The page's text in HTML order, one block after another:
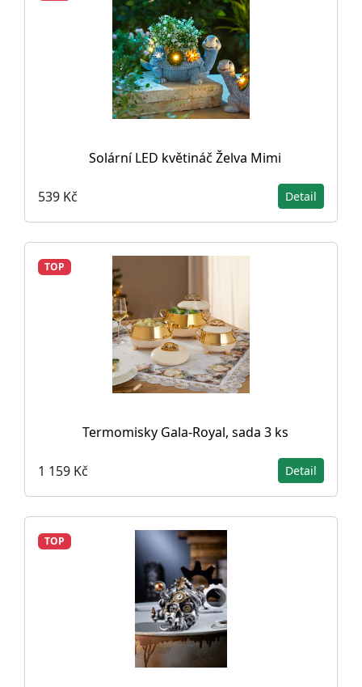
Solární LED květináč Želva Mimi
539 Kč Detail
TOP
Termomisky Gala-Royal, sada 3 ks
1 159 Kč Detail
TOP